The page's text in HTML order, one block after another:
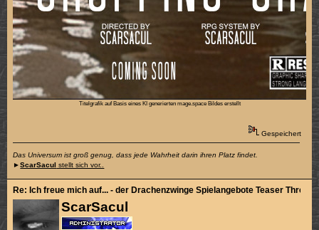
Titelgrafik auf Basis eines KI generierten mage.space Bildes erstellt
Gespeichert
Das Universum ist groß genug, dass jede Wahrheit darin ihren Platz findet.
►ScarSacul stellt sich vor..
ScarSacul
Re: Ich freue mich auf... - der Drachenzwinge Spielangebote Teaser Thread